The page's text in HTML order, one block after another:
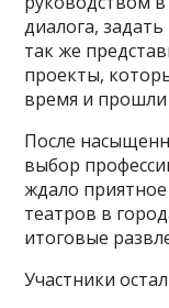
диалога,
так же
проекты,
время и
После
выбор
ждало
театров в
итоговые
Участники